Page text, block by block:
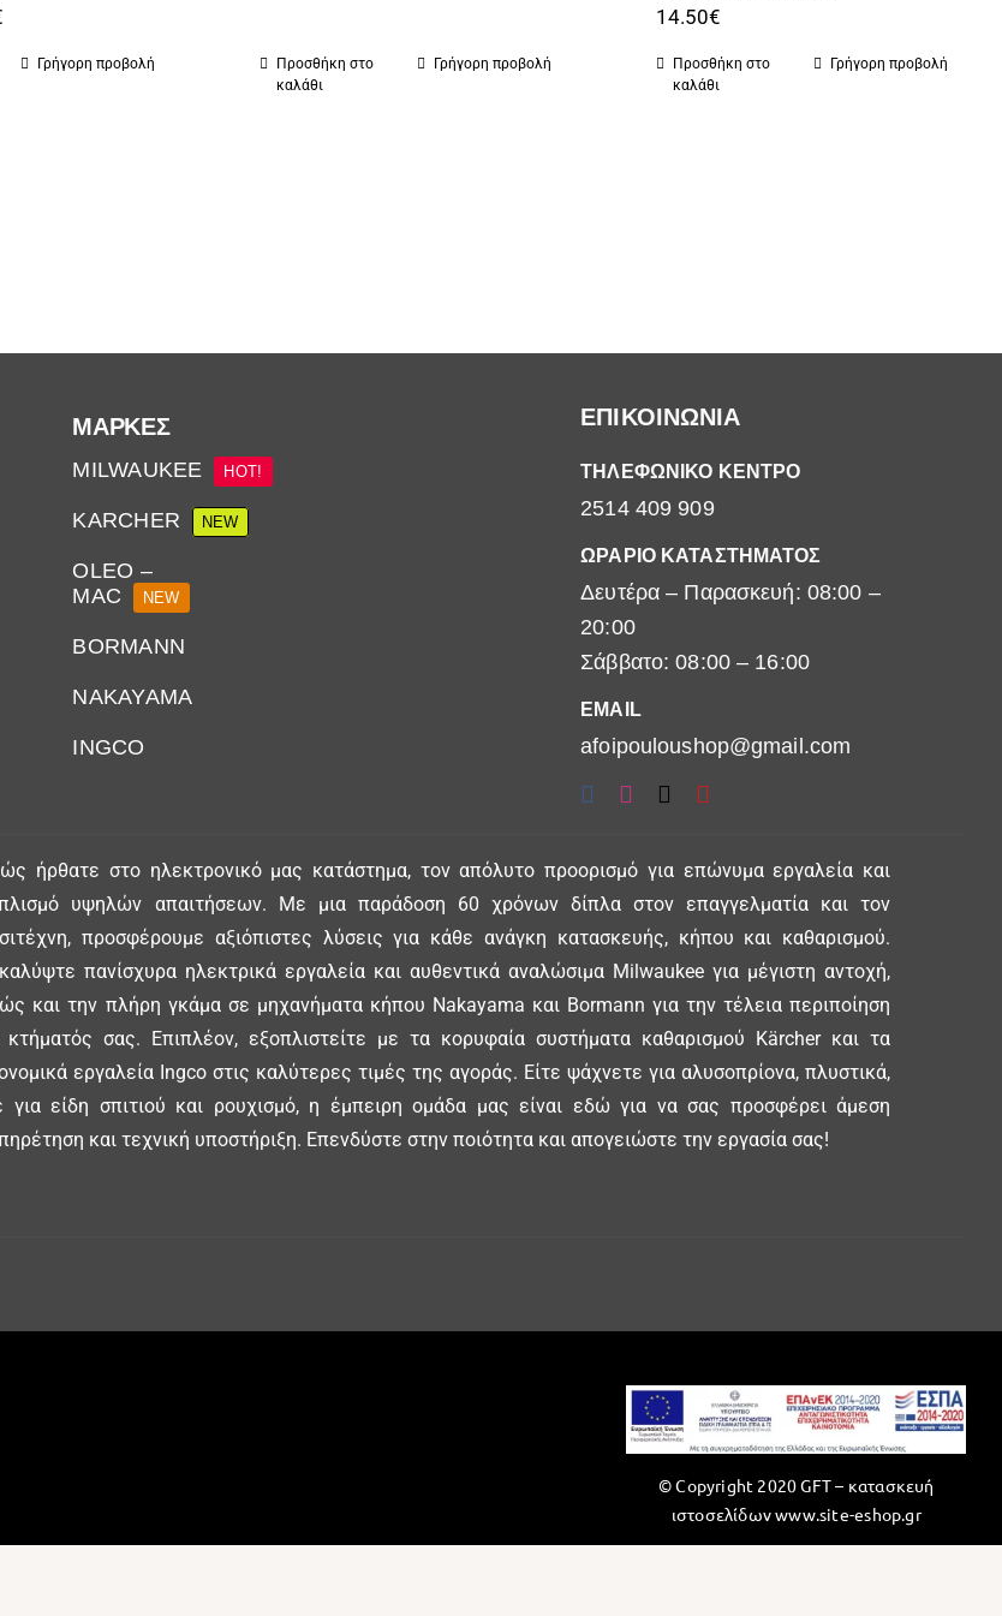
τρέχουσα
Γρήγορη προβολή
Προσθήκη στο
καλάθι
Γρήγορη προβολή
14.50€
Προσθήκη στο
καλάθι
Γρήγορη προβολή
ΜΆΡΚΕΣ
MILWAUKEE HOT!
KARCHER NEW
OLEO –
MAC
NEW
BORMANN
NAKAYAMA
INGCO
ΕΠΙΚΟΙΝΩΝΙΑ
ΤΗΛΕΦΩΝΙΚΟ ΚΕΝΤΡΟ
2514 409 909
ΩΡΑΡΙΟ ΚΑΤΑΣΤΗΜΑΤΟΣ
Δευτέρα – Παρασκευή: 08:00 –
20:00
Σάββατο: 08:00 – 16:00
EMAIL
afoipouloushop@gmail.com
ήρθατε στο ηλεκτρονικό μας κατάστημα, τον απόλυτο προορισμό για επώνυμα εργαλεία και
υψηλών απαιτήσεων. Με μια παράδοση 60 χρόνων δίπλα στον επαγγελματία και τον
προσφέρουμε αξιόπιστες λύσεις για κάθε ανάγκη κατασκευής, κήπου και καθαρισμού.
πανίσχυρα ηλεκτρικά εργαλεία και αυθεντικά αναλώσιμα Milwaukee για μέγιστη αντοχή,
και την πλήρη γκάμα σε μηχανήματα κήπου Nakayama και Bormann για την τέλεια περιποίηση
κτήματός σας. Επιπλέον, εξοπλιστείτε με τα κορυφαία συστήματα καθαρισμού Kärcher και τα
εργαλεία Ingco στις καλύτερες τιμές της αγοράς. Είτε ψάχνετε για αλυσοπρίονα, πλυστικά,
για είδη σπιτιού και ρουχισμό, η έμπειρη ομάδα μας είναι εδώ για να σας προσφέρει άμεση
και τεχνική υποστήριξη. Επενδύστε στην ποιότητα και απογειώστε την εργασία σας!
© Copyright 2020 GFT – κατασκευή
ιστοσελίδων www.site-eshop.gr